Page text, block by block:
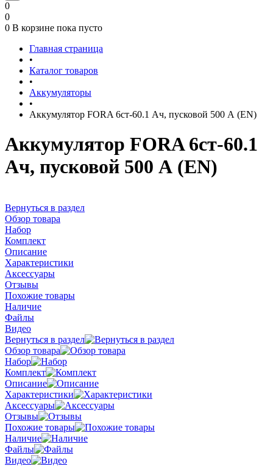
0
0
0 В корзине пока пусто
Главная страница
•
Каталог товаров
•
Аккумуляторы
•
Аккумулятор FORA 6ст-60.1 Ач, пусковой 500 А (EN)
Аккумулятор FORA 6ст-60.1
Ач, пусковой 500 А (EN)
Вернуться в раздел
Обзор товара
Набор
Комплект
Описание
Характеристики
Аксессуары
Отзывы
Похожие товары
Наличие
Файлы
Видео
Вернуться в раздел
Обзор товара
Набор
Комплект
Описание
Характеристики
Аксессуары
Отзывы
Похожие товары
Наличие
Файлы
Видео